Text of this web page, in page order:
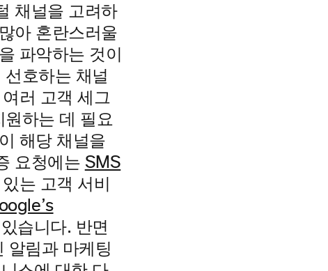
채널을 고려하
아 혼란스러울
파악하는 것이
호하는 채널
러 고객 세그
원하는 데 필요
해당 채널을
요청에는 SMS
는 고객 서비
습니다. 반면
알림과 마케팅